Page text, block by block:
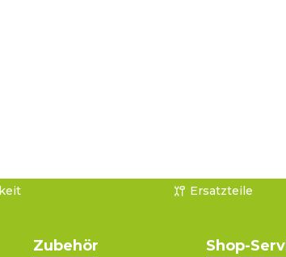
Ersatzteile
Zubehör Shop-